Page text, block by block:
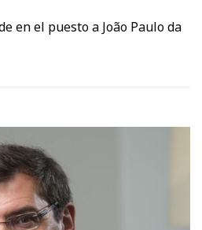
en el puesto a João Paulo da